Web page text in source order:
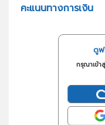
คะแนนทางการเงิน
ดูฟ
กรุณาเข้า